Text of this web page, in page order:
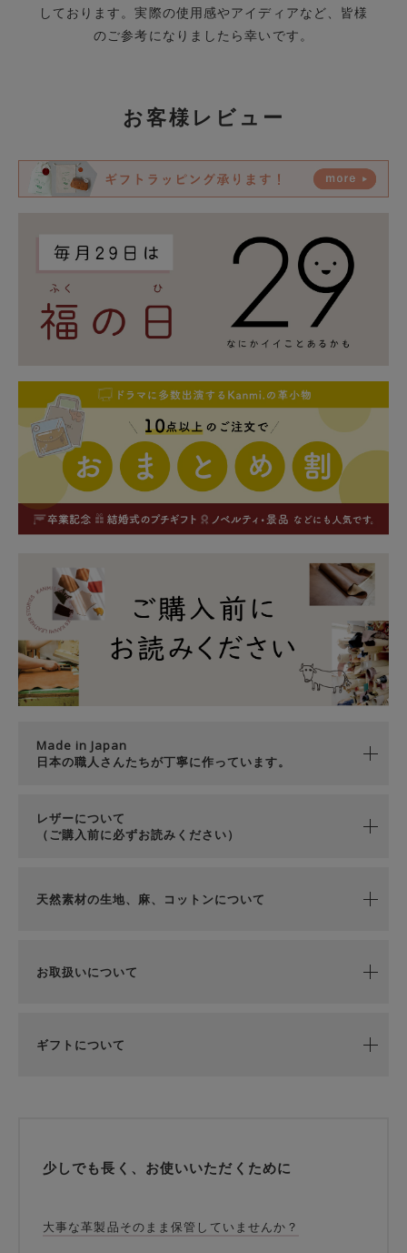
しております。実際の使用感やアイディアなど、皆様
のご参考になりましたら幸いです。
お客様レビュー
Made in Japan
日本の職人さんたちが丁寧に作っています。
レザーについて
（ご購入前に必ずお読みください）
天然素材の生地、麻、コットンについて
お取扱いについて
ギフトについて
少しでも長く、お使いいただくために
大事な革製品そのまま保管していませんか？